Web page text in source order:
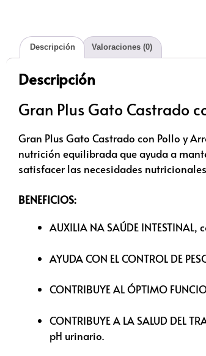
Descripción Valoraciones (0)
Descripción
Gran Plus Gato Castrado
Gran Plus Gato Castrado con Pollo y
nutrición equilibrada que ayuda a
satisfacer las necesidades
BENEFICIOS:
AUXILIA NA SAÚDE
AYUDA CON EL CONTROL DE
CONTRIBUYE AL ÓPTIMO
CONTRIBUYE A LA SALUD DEL
pH urinario.